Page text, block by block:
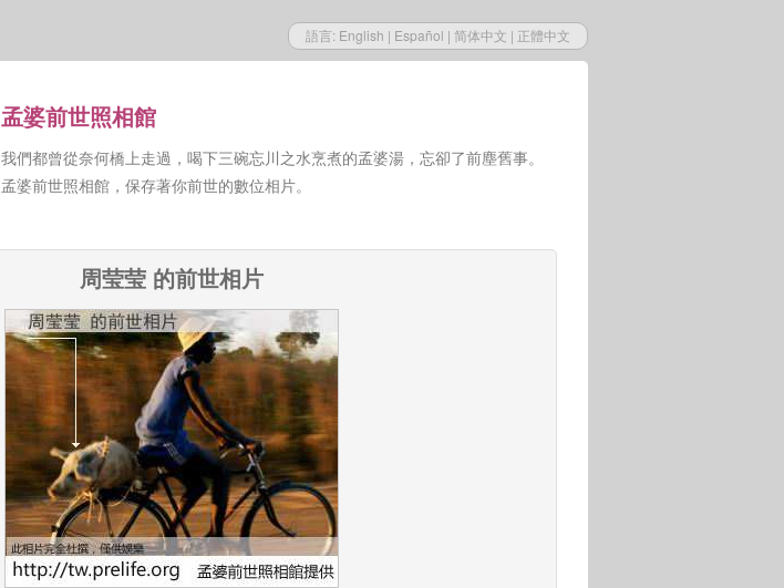
語言: English | Español | 简体中文 | 正體中文
孟婆前世照相館
我們都曾從奈何橋上走過，喝下三碗忘川之水烹煮的孟婆湯，忘卻了前塵舊事。
孟婆前世照相館，保存著你前世的數位相片。
周莹莹 的前世相片